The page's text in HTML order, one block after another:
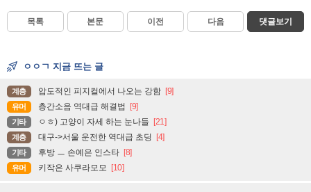
목록 본문 이전 다음 댓글보기
ㅇㅇㄱ 지금 뜨는 글
계층 압도적인 피지컬에서 나오는 강함 [9]
유머 층간소음 역대급 해결법 [9]
기타 ㅇㅎ) 고양이 자세 하는 눈나들 [21]
계층 대구->서울 운전한 역대급 초딩 [4]
기타 후방 ㅡ 손예은 인스타 [8]
유머 키작은 사쿠라모모 [10]